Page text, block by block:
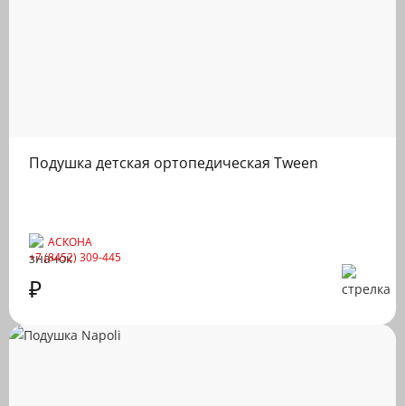
Подушка детская ортопедическая Tween
АСКОНА
+7 (8452) 309-445
₽